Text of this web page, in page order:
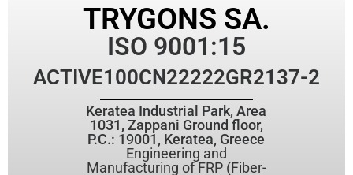
TRYGONS SA.
ISO 9001:15
ACTIVE100CN22222GR2137-2
Keratea Industrial Park, Area
1031, Zappani Ground floor,
P.C.: 19001, Keratea, Greece
Engineering and
Manufacturing of FRP (Fiber-